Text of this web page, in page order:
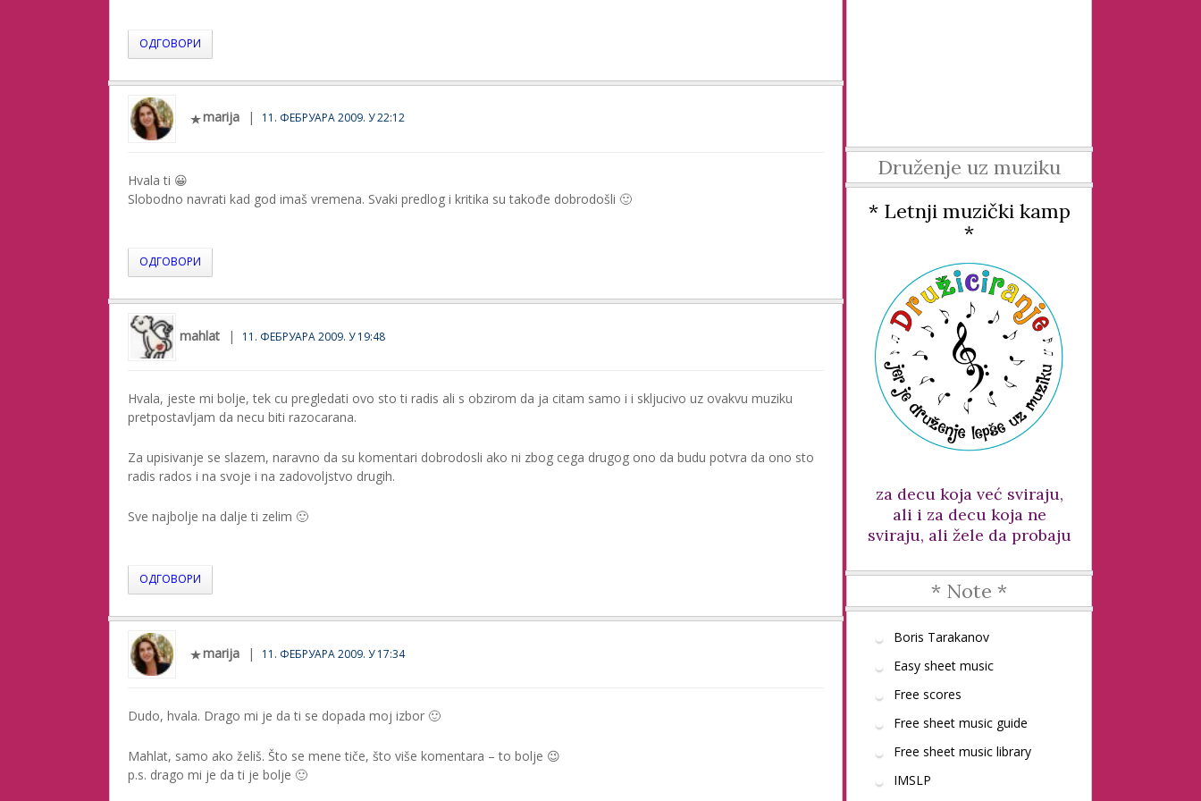
ОДГОВОРИ
marija 11. ФЕБРУАРА 2009. У 22:12
Hvala ti 😀
Slobodno navrati kad god imaš vremena. Svaki predlog i kritika su takođe dobrodošli 🙂
ОДГОВОРИ
mahlat 11. ФЕБРУАРА 2009. У 19:48
Hvala, jeste mi bolje, tek cu pregledati ovo sto ti radis ali s obzirom da ja citam samo i i skljucivo uz ovakvu muziku
pretpostavljam da necu biti razocarana.
Za upisivanje se slazem, naravno da su komentari dobrodosli ako ni zbog cega drugog ono da budu potvra da ono sto
radis rados i na svoje i na zadovoljstvo drugih.
Sve najbolje na dalje ti zelim 🙂
ОДГОВОРИ
marija 11. ФЕБРУАРА 2009. У 17:34
Dudo, hvala. Drago mi je da ti se dopada moj izbor 🙂
Mahlat, samo ako želiš. Što se mene tiče, što više komentara – to bolje 😉
p.s. drago mi je da ti je bolje 🙂
Druženje uz muziku
* Letnji muzički kamp
*
za decu koja već sviraju,
ali i za decu koja ne
sviraju, ali žele da probaju
* Note *
Boris Tarakanov
Easy sheet music
Free scores
Free sheet music guide
Free sheet music library
IMSLP